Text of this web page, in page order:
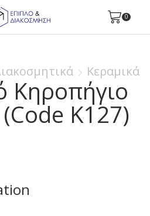
0
Κεραμικά
K127)